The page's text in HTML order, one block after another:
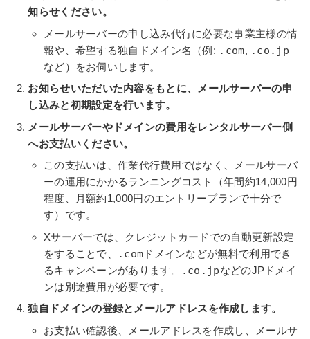
知らせください。
メールサーバーの申し込み代行に必要な事業主様の情
報や、希望する独自ドメイン名（例: .com, .co.jp
など）をお伺いします。
お知らせいただいた内容をもとに、メールサーバーの申
し込みと初期設定を行います。
メールサーバーやドメインの費用をレンタルサーバー側
へお支払いください。
この支払いは、作業代行費用ではなく、メールサーバ
ーの運用にかかるランニングコスト（年間約14,000円
程度、月額約1,000円のエントリープランで十分で
す）です。
Xサーバーでは、クレジットカードでの自動更新設定
をすることで、
.com ドメインなどが無料で利用でき
るキャンペーンがあります。
.co.jpなどのJPドメイ
ンは別途費用が必要です。
独自ドメインの登録とメールアドレスを作成します。
お支払い確認後、メールアドレスを作成し、メールサ